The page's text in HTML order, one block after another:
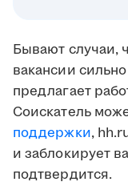
Бывают случаи,
вакансии
предлагает
Соискатель
поддержки,
и заблокирует
подтвердится.